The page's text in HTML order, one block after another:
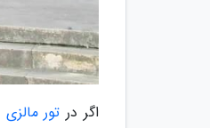
اگر در تور مالزی